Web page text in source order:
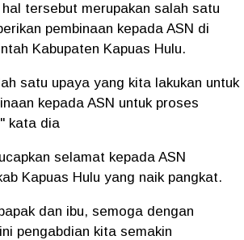
tersebut merupakan salah satu
pembinaan kepada ASN di
Kabupaten Kapuas Hulu.
satu upaya yang kita lakukan untuk
kepada ASN untuk proses
kata dia
selamat kepada ASN
Kapuas Hulu yang naik pangkat.
dan ibu, semoga dengan
pengabdian kita semakin